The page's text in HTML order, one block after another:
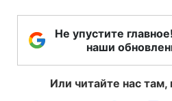
Не упустите
наши
Или читайте нас там,